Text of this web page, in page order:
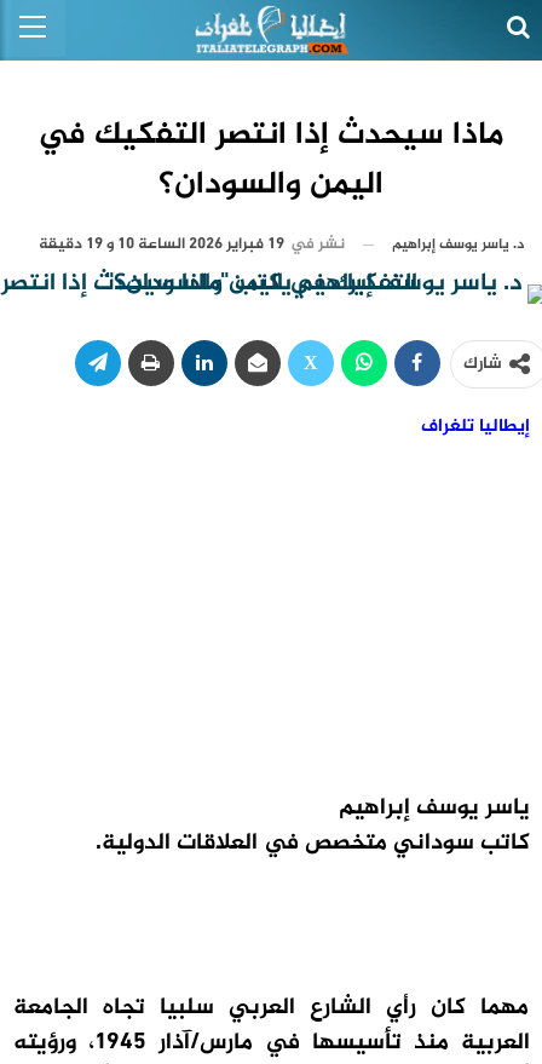
ماذا سيحدث إذا انتصر التفكيك في
اليمن والسودان؟
د. ياسر يوسف إبراهيم نشر في 19 فبراير 2026 الساعة 10 و 19 دقيقة
شارك
إيطاليا تلغراف
ياسر يوسف إبراهيم
كاتب سوداني متخصص في العلاقات الدولية.
مهما كان رأي الشارع العربي سلبيا تجاه الجامعة
العربية منذ تأسيسها في مارس/آذار 1945، ورؤيته